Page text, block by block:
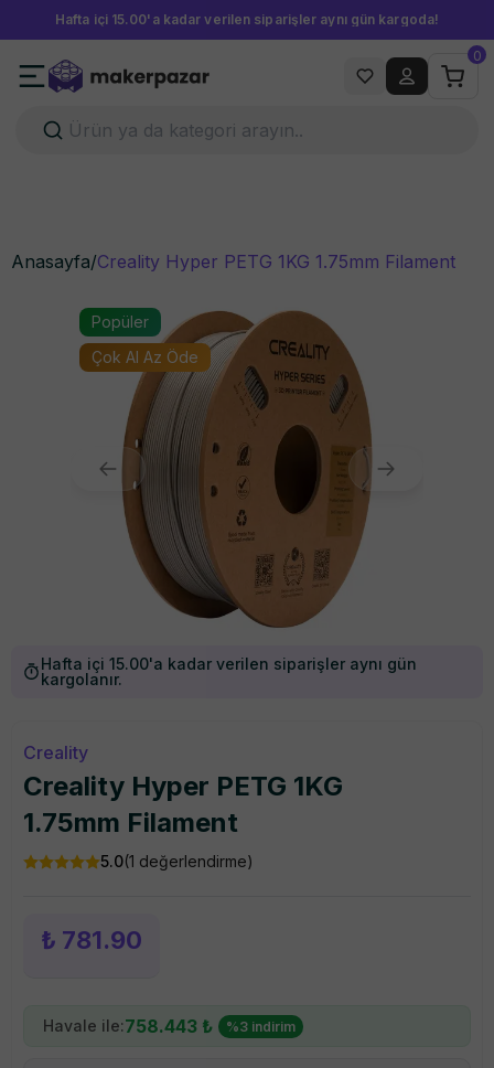
Hafta içi 15.00'a kadar verilen siparişler aynı gün kargoda!
0
Anasayfa/Creality Hyper PETG 1KG 1.75mm Filament
Popüler
Çok Al Az Öde
Hafta içi 15.00'a kadar verilen siparişler aynı gün
kargolanır.
Creality
Creality Hyper PETG 1KG
1.75mm Filament
5.0(1 değerlendirme)
₺ 781.90
Havale ile:758.443 ₺ %3 indirim